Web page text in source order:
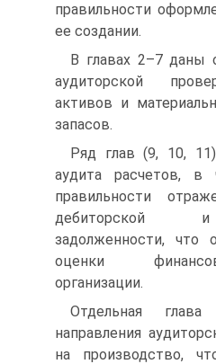
правильности
ее создании.
В главах 2–7 даны
аудиторской
активов и
запасов.
Ряд глав (9, 10,
аудита расчетов, в
правильности
дебиторской и
задолженности, что
оценки
организации.
Отдельная глава
направления
на производство,